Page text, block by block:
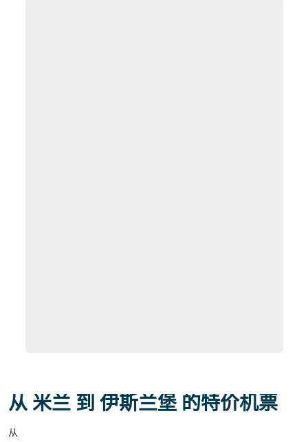
从 米兰 到 伊斯兰堡 的特价机票
从